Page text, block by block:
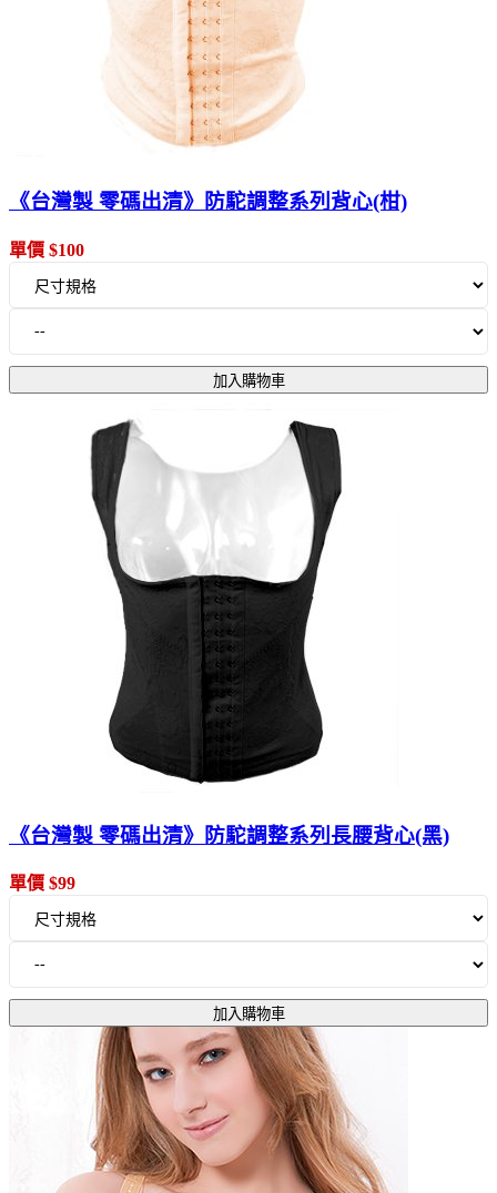
《台灣製 零碼出清》防駝調整系列背心(柑)
單價 $100
加入購物車
《台灣製 零碼出清》防駝調整系列長腰背心(黑)
單價 $99
加入購物車